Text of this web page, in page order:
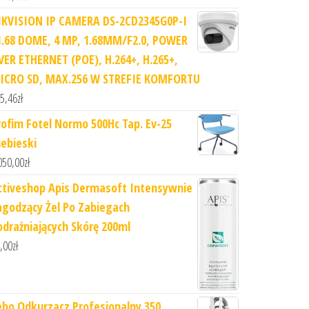
IP CAMERA DS-2CD2345G0P-I
DOME, 4 MP, 1.68MM/F2.0, POWER
ETHERNET (POE), H.264+, H.265+,
SD, MAX.256 W STREFIE KOMFORTU
zł
Fotel Normo 500Hc Tap. Ev-25
zł
Apis Dermasoft Intensywnie
Żel Po Zabiegach
Skórę 200ml
zł